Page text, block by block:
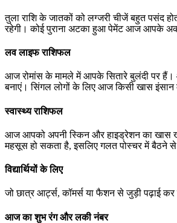
तुला राशि के जातकों को लग्जरी चीजें बहुत पसंद
रहेगी। कोई पुराना अटका हुआ पेमेंट आज आपके
लव लाइफ राशिफल
आज रोमांस के मामले में आपके सितारे बुलंदी पर हैं।
बनाएं। सिंगल लोगों के लिए आज किसी खास इंसान
स्वास्थ्य राशिफल
आज आपको अपनी स्किन और हाइड्रेशन का खास
महसूस हो सकता है, इसलिए गलत पोस्चर में बैठने
विद्यार्थियों के लिए
जो छात्र आर्ट्स, कॉमर्स या फैशन से जुड़ी पढ़ाई
आज का शुभ रंग और लकी नंबर